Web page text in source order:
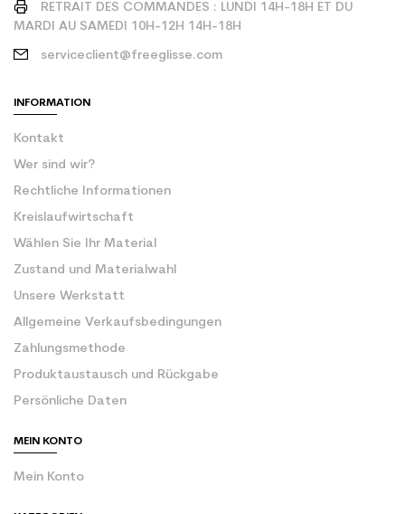
RETRAIT DES COMMANDES : LUNDI 14H-18H ET DU
MARDI AU SAMEDI 10H-12H 14H-18H
serviceclient@freeglisse.com
INFORMATION
Kontakt
Wer sind wir?
Rechtliche Informationen
Kreislaufwirtschaft
Wählen Sie Ihr Material
Zustand und Materialwahl
Unsere Werkstatt
Allgemeine Verkaufsbedingungen
Zahlungsmethode
Produktaustausch und Rückgabe
Persönliche Daten
MEIN KONTO
Mein Konto